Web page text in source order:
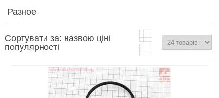
Разное
Сортувати за: назвою ціні
популярності